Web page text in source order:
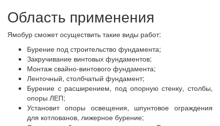
Область применения
Ямобур сможет осуществить такие виды работ:
Бурение под строительство фундамента;
Закручивание винтовых фундаментов;
Монтаж свайно-винтового фундамента;
Ленточный, столбчатый фундамент;
Бурение с расширением, под опорную стенку, столбы,
опоры ЛЕП;
Установит опоры освещения, шпунтовое ограждения
для котлованов, лижерное бурение;